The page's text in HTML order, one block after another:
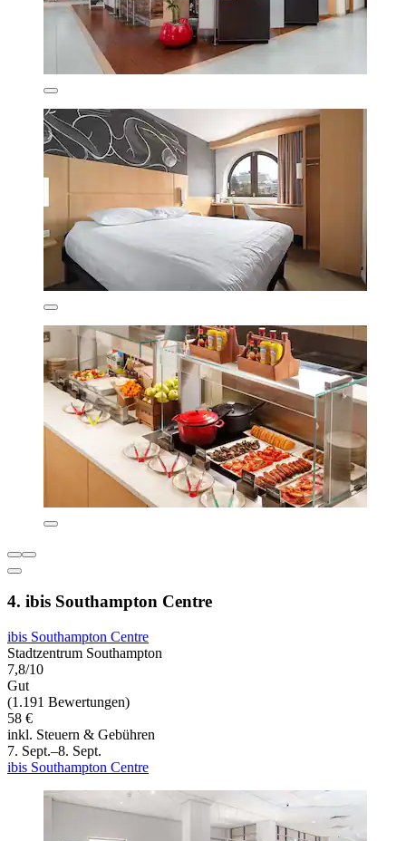
4. ibis Southampton Centre
ibis Southampton Centre
Stadtzentrum Southampton
7,8/10
Gut
(1.191 Bewertungen)
58 €
inkl. Steuern & Gebühren
7. Sept.–8. Sept.
ibis Southampton Centre